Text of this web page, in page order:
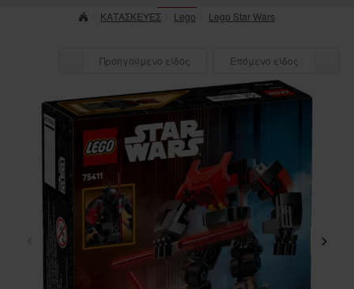
ΚΑΤΑΣΚΕΥΕΣ Lego Lego Star Wars
Προηγούμενο είδος Επόμενο είδος